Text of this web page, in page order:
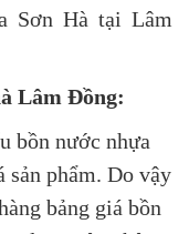
Sơn Hà tại Lâm
Lâm Đồng:
bồn nước nhựa
sản phẩm. Do vậy
bảng giá bồn